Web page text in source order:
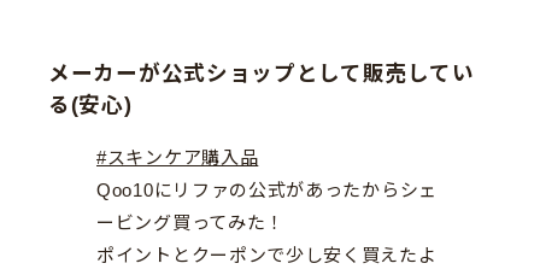
メーカーが公式ショップとして販売してい
る(安心)
#スキンケア購入品
Qoo10にリファの公式があったからシェ
ービング買ってみた！
ポイントとクーポンで少し安く買えたよ